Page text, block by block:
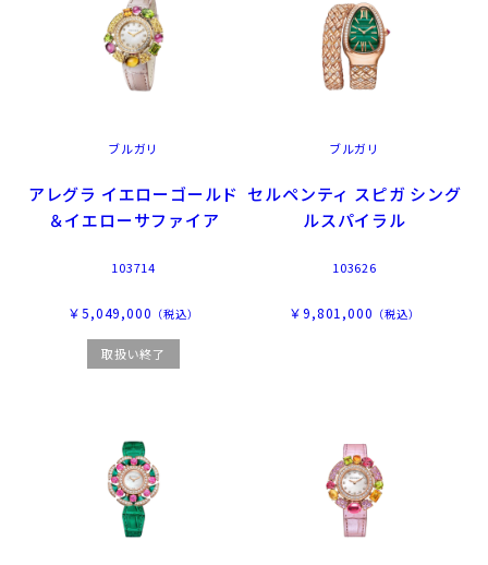
ブルガリ
アレグラ イエローゴールド
＆イエローサファイア
103714
￥5,049,000 （税込）
取扱い終了
ブルガリ
セルペンティ スピガ シング
ルスパイラル
103626
￥9,801,000 （税込）